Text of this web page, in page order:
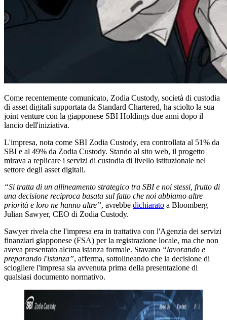
Come recentemente comunicato, Zodia Custody, società di custodia
di asset digitali supportata da Standard Chartered, ha sciolto la sua
joint venture con la giapponese SBI Holdings due anni dopo il
lancio dell'iniziativa.
L'impresa, nota come SBI Zodia Custody, era controllata al 51% da
SBI e al 49% da Zodia Custody. Stando al sito web, il progetto
mirava a replicare i servizi di custodia di livello istituzionale nel
settore degli asset digitali.
“Si tratta di un allineamento strategico tra SBI e noi stessi, frutto di
una decisione reciproca basata sul fatto che noi abbiamo altre
priorità e loro ne hanno altre”, avrebbe dichiarato a Bloomberg
Julian Sawyer, CEO di Zodia Custody.
Sawyer rivela che l'impresa era in trattativa con l'Agenzia dei servizi
finanziari giapponese (FSA) per la registrazione locale, ma che non
aveva presentato alcuna istanza formale. Stavano “lavorando e
preparando l'istanza”, afferma, sottolineando che la decisione di
sciogliere l'impresa sia avvenuta prima della presentazione di
qualsiasi documento normativo.